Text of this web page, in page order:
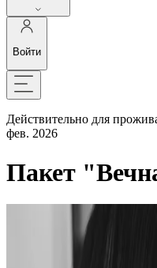
Войти
Действительно для
фев. 2026
Пакет
Предложение действует
Празднуйте День
святого Трифона с